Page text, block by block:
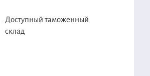
Доступный таможенный
склад